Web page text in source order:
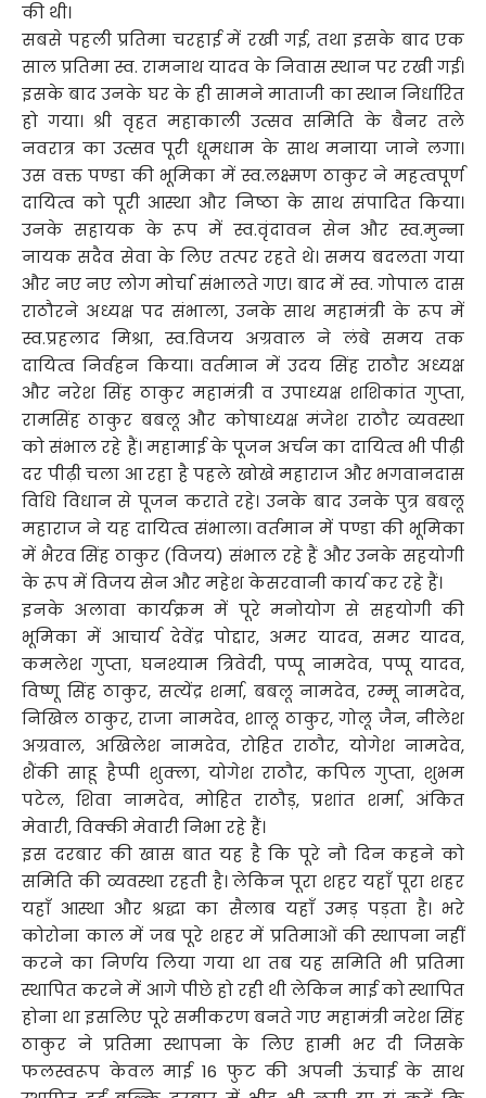
की थी।
सबसे पहली प्रतिमा चरहाई में रखी गई, तथा इसके बाद एक
साल प्रतिमा स्व. रामनाथ यादव के निवास स्थान पर रखी गई।
इसके बाद उनके घर के ही सामने माताजी का स्थान निर्धारित
हो गया। श्री वृहत महाकाली उत्सव समिति के बैनर तले
नवरात्र का उत्सव पूरी धूमधाम के साथ मनाया जाने लगा।
उस वक्त पण्डा की भूमिका में स्व.लक्ष्मण ठाकुर ने महत्वपूर्ण
दायित्व को पूरी आस्था और निष्ठा के साथ संपादित किया।
उनके सहायक के रूप में स्व.वृंदावन सेन और स्व.मुन्ना
नायक सदैव सेवा के लिए तत्पर रहते थे। समय बदलता गया
और नए नए लोग मोर्चा संभालते गए। बाद में स्व. गोपाल दास
राठौरने अध्यक्ष पद संभाला, उनके साथ महामंत्री के रूप में
स्व.प्रहलाद मिश्रा, स्व.विजय अग्रवाल ने लंबे समय तक
दायित्व निर्वहन किया। वर्तमान में उदय सिंह राठौर अध्यक्ष
और नरेश सिंह ठाकुर महामंत्री व उपाध्यक्ष शशिकांत गुप्ता,
रामसिंह ठाकुर बबलू और कोषाध्यक्ष मंजेश राठौर व्यवस्था
को संभाल रहे हैं। महामाई के पूजन अर्चन का दायित्व भी पीढ़ी
दर पीढ़ी चला आ रहा है पहले खोखे महाराज और भगवानदास
विधि विधान से पूजन कराते रहे। उनके बाद उनके पुत्र बबलू
महाराज ने यह दायित्व संभाला। वर्तमान में पण्डा की भूमिका
में भैरव सिंह ठाकुर (विजय) संभाल रहे हैं और उनके सहयोगी
के रूप में विजय सेन और महेश केसरवानी कार्य कर रहे हैं।
इनके अलावा कार्यक्रम में पूरे मनोयोग से सहयोगी की
भूमिका में आचार्य देवेंद्र पोद्दार, अमर यादव, समर यादव,
कमलेश गुप्ता, घनश्याम त्रिवेदी, पप्पू नामदेव, पप्पू यादव,
विष्णू सिंह ठाकुर, सत्येंद्र शर्मा, बबलू नामदेव, रम्मू नामदेव,
निखिल ठाकुर, राजा नामदेव, शालू ठाकुर, गोलू जैन, नीलेश
अग्रवाल, अखिलेश नामदेव, रोहित राठौर, योगेश नामदेव,
शैंकी साहू हैप्पी शुक्ला, योगेश राठौर, कपिल गुप्ता, शुभम
पटेल, शिवा नामदेव, मोहित राठौड़, प्रशांत शर्मा, अंकित
मेवारी, विक्की मेवारी निभा रहे हैं।
इस दरबार की खास बात यह है कि पूरे नौ दिन कहने को
समिति की व्यवस्था रहती है। लेकिन पूरा शहर यहाँ पूरा शहर
यहाँ आस्था और श्रद्धा का सैलाब यहाँ उमड़ पड़ता है। भरे
कोरोना काल में जब पूरे शहर में प्रतिमाओं की स्थापना नहीं
करने का निर्णय लिया गया था तब यह समिति भी प्रतिमा
स्थापित करने में आगे पीछे हो रही थी लेकिन माई को स्थापित
होना था इसलिए पूरे समीकरण बनते गए महामंत्री नरेश सिंह
ठाकुर ने प्रतिमा स्थापना के लिए हामी भर दी जिसके
फलस्वरूप केवल माई 16 फुट की अपनी ऊंचाई के साथ